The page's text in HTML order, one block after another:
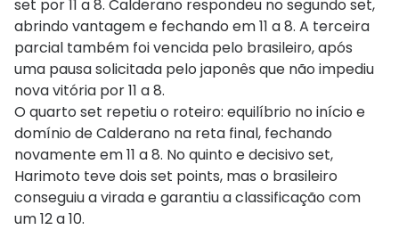
set por 11 a 8. Calderano respondeu no segundo set,
abrindo vantagem e fechando em 11 a 8. A terceira
parcial também foi vencida pelo brasileiro, após
uma pausa solicitada pelo japonês que não impediu
nova vitória por 11 a 8.
O quarto set repetiu o roteiro: equilíbrio no início e
domínio de Calderano na reta final, fechando
novamente em 11 a 8. No quinto e decisivo set,
Harimoto teve dois set points, mas o brasileiro
conseguiu a virada e garantiu a classificação com
um 12 a 10.